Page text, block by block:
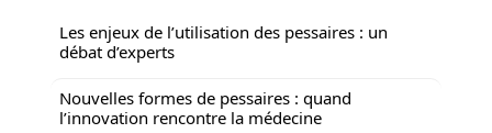
Les enjeux de l’utilisation des pessaires : un
débat d’experts
Nouvelles formes de pessaires : quand
l’innovation rencontre la médecine